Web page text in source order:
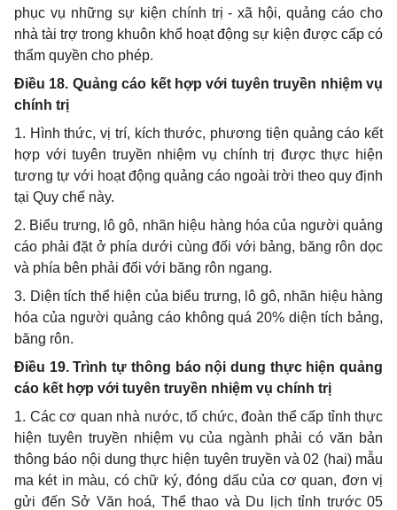
phục vụ những sự kiện chính trị - xã hội, quảng cáo cho
nhà tài trợ trong khuôn khổ hoạt động sự kiện được cấp có
thẩm quyền cho phép.
Điều 18. Quảng cáo kết hợp với tuyên truyền nhiệm vụ
chính trị
1. Hình thức, vị trí, kích thước, phương tiện quảng cáo kết
hợp với tuyên truyền nhiệm vụ chính trị được thực hiện
tương tự với hoạt động quảng cáo ngoài trời theo quy định
tại Quy chế này.
2. Biểu trưng, lô gô, nhãn hiệu hàng hóa của người quảng
cáo phải đặt ở phía dưới cùng đối với bảng, băng rôn dọc
và phía bên phải đối với băng rôn ngang.
3. Diện tích thể hiện của biểu trưng, lô gô, nhãn hiệu hàng
hóa của người quảng cáo không quá 20% diện tích bảng,
băng rôn.
Điều 19. Trình tự thông báo nội dung thực hiện quảng
cáo kết hợp với tuyên truyền nhiệm vụ chính trị
1. Các cơ quan nhà nước, tổ chức, đoàn thể cấp tỉnh thực
hiện tuyên truyền nhiệm vụ của ngành phải có văn bản
thông báo nội dung thực hiện tuyên truyền và 02 (hai) mẫu
ma két in màu, có chữ ký, đóng dấu của cơ quan, đơn vị
gửi đến Sở Văn hoá, Thể thao và Du lịch tỉnh trước 05